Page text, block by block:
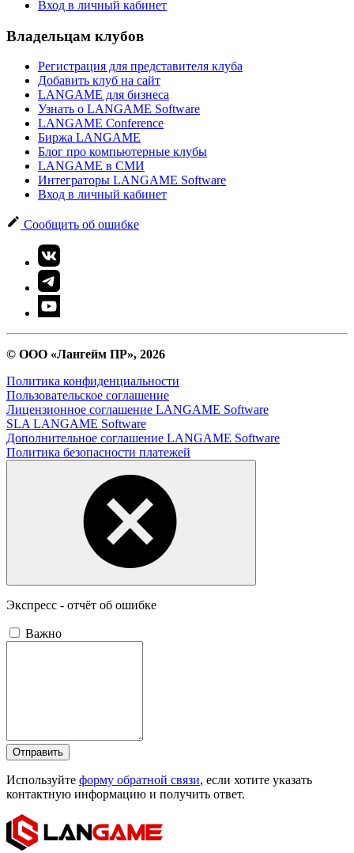
Вход в личный кабинет
Владельцам клубов
Регистрация для представителя клуба
Добавить клуб на сайт
LANGAME для бизнеса
Узнать о LANGAME Software
LANGAME Conference
Биржа LANGAME
Блог про компьютерные клубы
LANGAME в СМИ
Интеграторы LANGAME Software
Вход в личный кабинет
Сообщить об ошибке
© ООО «Лангейм ПР», 2026
Политика конфиденциальности
Пользовательское соглашение
Лицензионное соглашение LANGAME Software
SLA LANGAME Software
Дополнительное соглашение LANGAME Software
Политика безопасности платежей
Экспресс - отчёт об ошибке
Важно
Отправить
Используйте форму обратной связи, если хотите указать
контактную информацию и получить ответ.